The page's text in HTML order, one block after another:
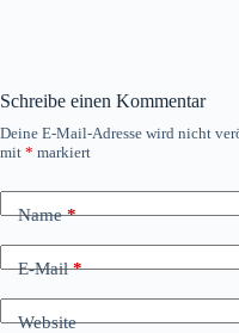
Schreibe einen Kommentar
Deine E-Mail-Adresse wird nicht
mit * markiert
Name*
E-Mail*
Website